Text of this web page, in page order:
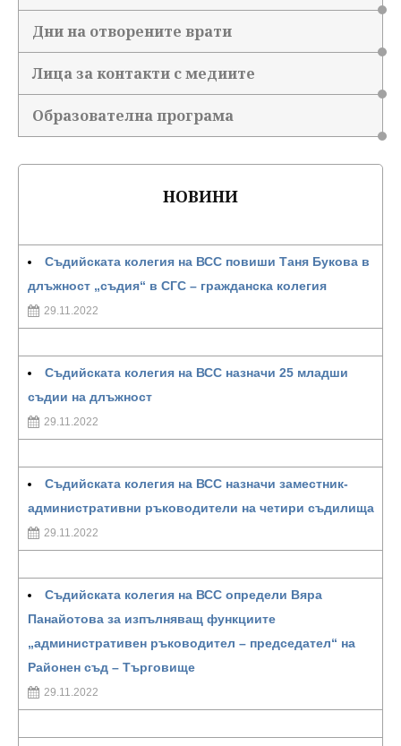
Дни на отворените врати
Лица за контакти с медиите
Образователна програма
НОВИНИ
Съдийската колегия на ВСС повиши Таня Букова в
длъжност „съдия“ в СГС – гражданска колегия
29.11.2022
Съдийската колегия на ВСС назначи 25 младши
съдии на длъжност
29.11.2022
Съдийската колегия на ВСС назначи заместник-
административни ръководители на четири съдилища
29.11.2022
Съдийската колегия на ВСС определи Вяра
Панайотова за изпълняващ функциите
„административен ръководител – председател“ на
Районен съд – Търговище
29.11.2022